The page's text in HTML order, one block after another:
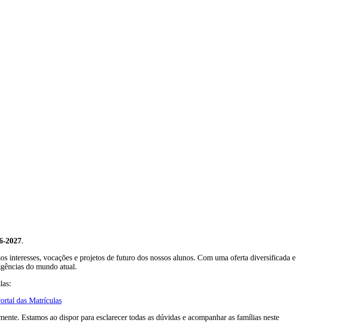
2027.
interesses, vocações e projetos de futuro dos nossos alunos. Com uma oferta diversificada e
do mundo atual.
das Matrículas
Estamos ao dispor para esclarecer todas as dúvidas e acompanhar as famílias neste